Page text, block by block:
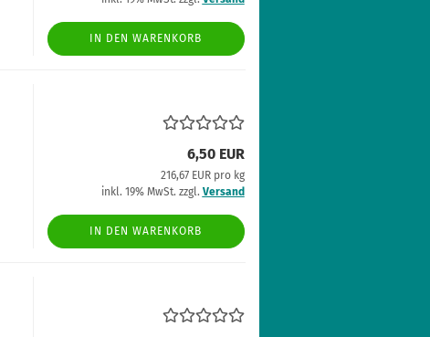
IN DEN WARENKORB
6,50 EUR
216,67 EUR pro kg
inkl. 19% MwSt. zzgl. Versand
IN DEN WARENKORB